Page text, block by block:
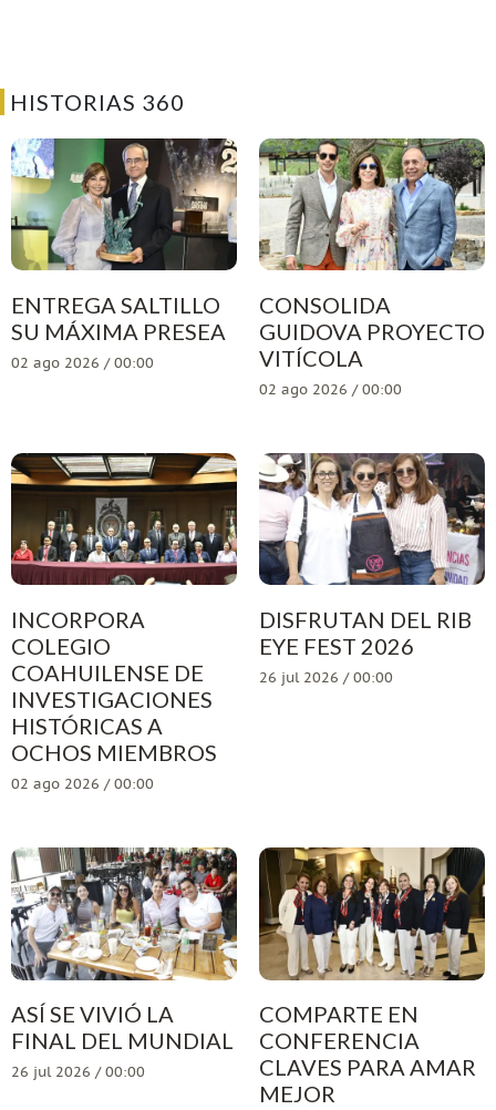
HISTORIAS 360
ENTREGA SALTILLO
SU MÁXIMA PRESEA
02 ago 2026 / 00:00
CONSOLIDA
GUIDOVA PROYECTO
VITÍCOLA
02 ago 2026 / 00:00
INCORPORA
COLEGIO
COAHUILENSE DE
INVESTIGACIONES
HISTÓRICAS A
OCHOS MIEMBROS
02 ago 2026 / 00:00
DISFRUTAN DEL RIB
EYE FEST 2026
26 jul 2026 / 00:00
ASÍ SE VIVIÓ LA
FINAL DEL MUNDIAL
26 jul 2026 / 00:00
COMPARTE EN
CONFERENCIA
CLAVES PARA AMAR
MEJOR